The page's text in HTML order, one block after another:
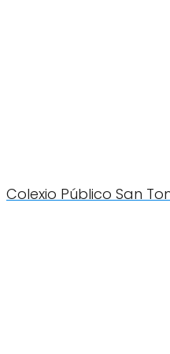
Colexio Público San